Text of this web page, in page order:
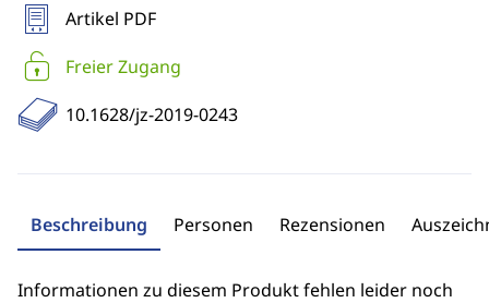
Artikel PDF
Freier Zugang
10.1628/jz-2019-0243
Beschreibung Personen Rezensionen
Informationen zu diesem Produkt fehlen leider noch